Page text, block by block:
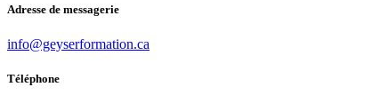
Adresse de messagerie
info@geyserformation.ca
Téléphone